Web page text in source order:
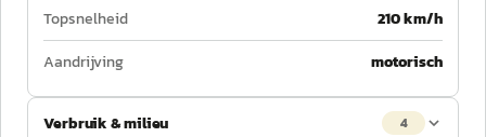
Topsnelheid
210 km/h
Aandrijving
motorisch
Verbruik & milieu 4